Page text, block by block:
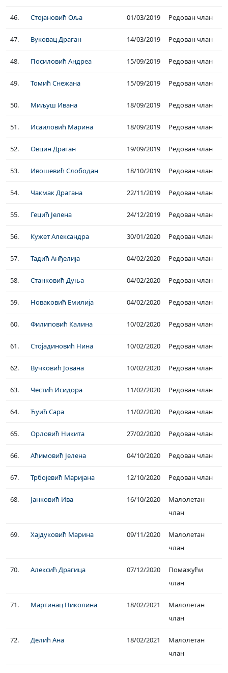
46. Стојановић Оља 01/03/2019 Редован члан
47. Вуковац Драган 14/03/2019 Редован члан
48. Посиловић Андреа 15/09/2019 Редован члан
49. Томић Снежана 15/09/2019 Редован члан
50. Миљуш Ивана 18/09/2019 Редован члан
51. Исаиловић Марина 18/09/2019 Редован члан
52. Овцин Драган 19/09/2019 Редован члан
53. Ивошевић Слободан 18/10/2019 Редован члан
54. Чакмак Драгана 22/11/2019 Редован члан
55. Гецић Јелена 24/12/2019 Редован члан
56. Кужет Александра 30/01/2020 Редован члан
57. Тадић Анђелија 04/02/2020 Редован члан
58. Станковић Дуња 04/02/2020 Редован члан
59. Новаковић Емилија 04/02/2020 Редован члан
60. Филиповић Калина 10/02/2020 Редован члан
61. Стојадиновић Нина 10/02/2020 Редован члан
62. Вучковић Јована 10/02/2020 Редован члан
63. Честић Исидора 11/02/2020 Редован члан
64. Ћуић Сара 11/02/2020 Редован члан
65. Орловић Никита 27/02/2020 Редован члан
66. Аћимовић Јелена 04/10/2020 Редован члан
67. Трбојевић Маријана 12/10/2020 Редован члан
68. Јанковић Ива 16/10/2020
Малолетан
члан
69. Хајдуковић Марина 09/11/2020
Малолетан
члан
70. Алексић Драгица 07/12/2020
Помажући
члан
71. Мартинац Николина 18/02/2021
Малолетан
члан
72. Делић Ана 18/02/2021
Малолетан
члан